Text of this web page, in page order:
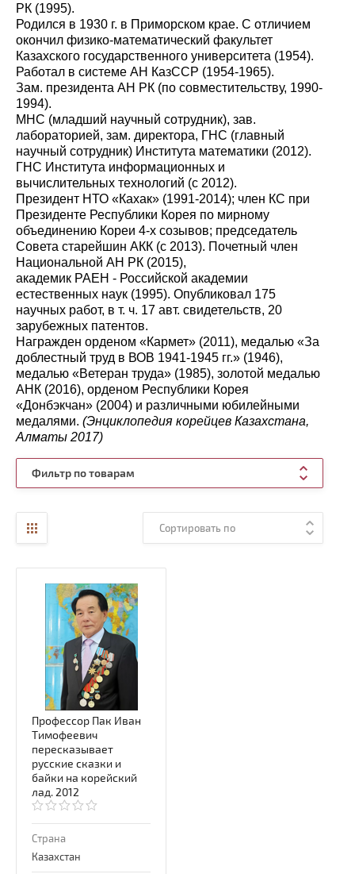
РК (1995).
Родился в 1930 г. в Приморском крае. С отличием
окончил физико-математический факультет
Казахского государственного университета (1954).
Работал в системе АН КазССР (1954-1965).
Зам. президента АН РК (по совместительству, 1990-
1994).
МНС (младший научный сотрудник), зав.
лабораторией, зам. директора, ГНС (главный
научный сотрудник) Института математики (2012).
ГНС Института информационных и
вычислительных технологий (с 2012).
Президент НТО «Кахак» (1991-2014); член КС при
Президенте Республики Корея по мирному
объединению Кореи 4-х созывов; председатель
Совета старейшин АКК (с 2013). Почетный член
Национальной АН РК (2015),
академик РАЕН - Российской академии
естественных наук (1995). Опубликовал 175
научных работ, в т. ч. 17 авт. свидетельств, 20
зарубежных патентов.
Награжден орденом «Кармет» (2011), медалью «За
доблестный труд в ВОВ 1941-1945 гг.» (1946),
медалью «Ветеран труда» (1985), золотой медалью
АНК (2016), орденом Республики Корея
«Донбэкчан» (2004) и различными юбилейными
медалями. (Энциклопедия корейцев Казахстана,
Алматы 2017)
Фильтр по товарам
Сортировать по
Профессор Пак Иван
Тимофеевич
пересказывает
русские сказки и
байки на корейский
лад. 2012
Страна
Казахстан